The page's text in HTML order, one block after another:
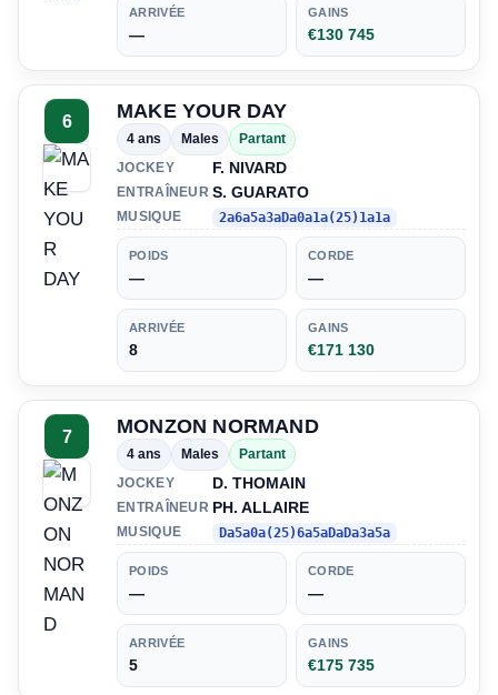
ARRIVÉE
—
GAINS
€130 745
6 MAKE YOUR DAY
4 ans Males
Partant
JOCKEY
F. NIVARD
ENTRAÎNEUR S. GUARATO
MUSIQUE 2a6a5a3aDa0a1a(25)1a1a
POIDS
—
CORDE
—
ARRIVÉE
8
GAINS
€171 130
7 MONZON NORMAND
4 ans Males
Partant
JOCKEY
D. THOMAIN
ENTRAÎNEUR PH. ALLAIRE
MUSIQUE Da5a0a(25)6a5aDaDa3a5a
POIDS
—
CORDE
—
ARRIVÉE
5
GAINS
€175 735